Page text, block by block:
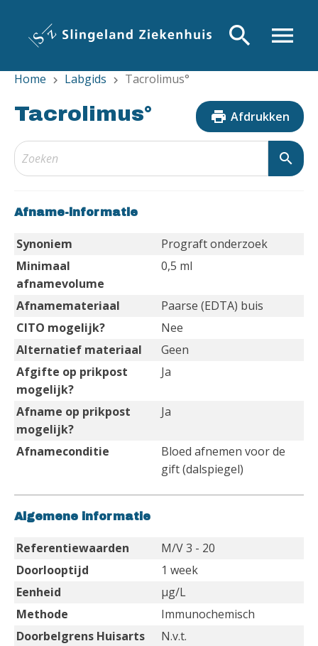
inhoud
menu
search
Home chevron_right Labgids chevron_right Tacrolimus°
Tacrolimus° print Afdrukken
search
Afname-informatie
Synoniem
Prograft onderzoek
Minimaal
afnamevolume
0,5 ml
Afnamemateriaal
Paarse (EDTA) buis
CITO mogelijk?
Nee
Alternatief materiaal
Geen
Afgifte op prikpost
mogelijk?
Ja
Afname op prikpost
mogelijk?
Ja
Afnameconditie
Bloed afnemen voor de
gift (dalspiegel)
Algemene informatie
Referentiewaarden
M/V 3 - 20
Doorlooptijd
1 week
Eenheid
µg/L
Methode
Immunochemisch
Doorbelgrens Huisarts
N.v.t.